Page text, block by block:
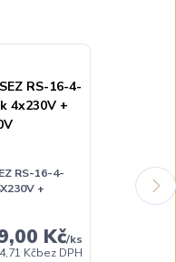
RS-16-4-
+
Kč/ks
Kčbez DPH
ENERGO